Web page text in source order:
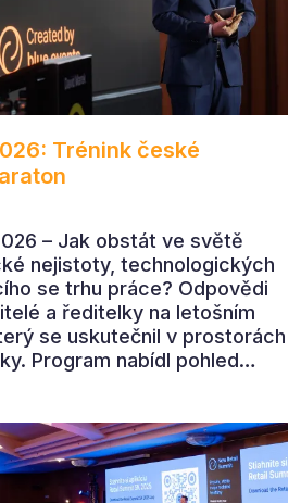
Trénink české
– Jak obstát ve světě
nejistoty, technologických
se trhu práce? Odpovědi
a ředitelky na letošním
se uskutečnil v prostorách
Program nabídl pohled
i budoucnost role CFO.